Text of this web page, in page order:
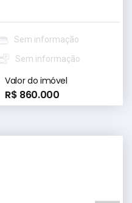
Sem informação
Sem informação
Valor do imóvel
R$ 860.000